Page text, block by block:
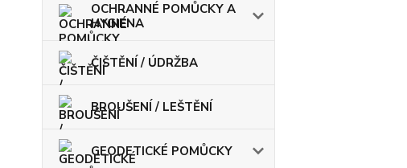
OCHRANNÉ POMŮCKY A
HYGIENA
ČIŠTĚNÍ / ÚDRŽBA
BROUŠENÍ / LEŠTĚNÍ
GEODETICKÉ POMŮCKY